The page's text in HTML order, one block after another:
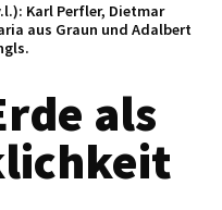
Karl Perfler, Dietmar
aus Graun und Adalbert
als